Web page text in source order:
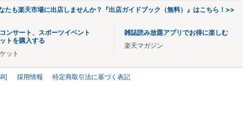
たも楽天市場に出店しませんか？『出店ガイドブック（無料）』はこちら！>>
ンサート、スポーツイベント
トを購入する
ット
雑誌読み放題アプリでお得に楽しむ
楽天マガジン
採用情報
特定商取引法に基づく表記